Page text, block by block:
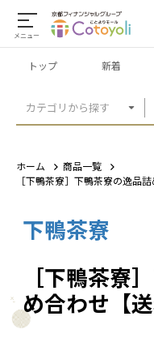
メニュー
カテゴリから探す
トップ 新着
ホーム
商品一覧
［下鴨茶寮］下鴨茶寮の逸品
下鴨茶寮
［下鴨茶寮
め合わせ【送